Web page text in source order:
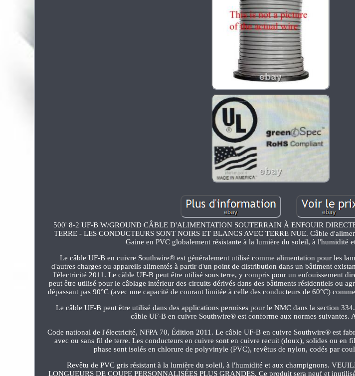
500' 8-2 UF-B W/GROUND CÂBLE D'ALIMENTATION SOUTERRAIN À ENFOUIR
TERRE - LES CONDUCTEURS SONT NOIRS ET BLANCS AVEC TERRE NUE. Câble
Gaine en PVC globalement résistante à la lumière du soleil, à l'humidité
Le câble UF-B en cuivre Southwire® est généralement utilisé comme alimentation pour les
d'autres charges ou appareils alimentés à partir d'un point de distribution dans un bâtiment
l'électricité 2011. Le câble UF-B peut être utilisé sous terre, y compris pour un enfouissement
peut être utilisé pour le câblage intérieur des circuits dérivés dans des bâtiments résidentiels ou
dépassant pas 90°C (avec une capacité de courant limitée à celle des conducteurs de 60°C)
Le câble UF-B peut être utilisé dans des applications permises pour le NMC dans la section
câble UF-B en cuivre Southwire® est conforme aux normes suivantes.
Code national de l'électricité, NFPA 70, Édition 2011. Le câble UF-B en cuivre Southwire® est
avec ou sans fil de terre. Les conducteurs en cuivre sont en cuivre recuit (doux), solides ou en
phase sont isolés en chlorure de polyvinyle (PVC), revêtus de nylon, codés par
Revêtu de PVC gris résistant à la lumière du soleil, à l'humidité et aux champignons.
LONGUEURS DE COUPE PERSONNALISÉES PLUS GRANDES. Ce produit sera neuf et